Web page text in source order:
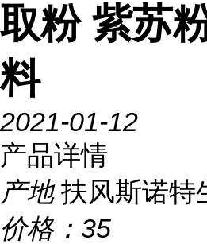
取粉 紫苏
料
2021-01-12
产品详情
产地 扶风斯诺特
价格： 35